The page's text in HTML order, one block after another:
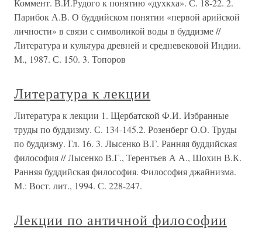
Коммент. В.И.Рудого к понятию «духкха». С. 18-22. 2.
Парибок А.В. О буддийском понятии «первой арийской
личности» в связи с символикой воды в буддизме //
Литература и культура древней и средневековой Индии.
М., 1987. С. 150. 3. Топоров
Литература к лекции
Литература к лекции 1. Щербатской Ф.И. Избранные
труды по буддизму. С. 134-145.2. Розенберг О.О. Труды
по буддизму. Гл. 16. 3. Лысенко В.Г. Ранняя буддийская
философия // Лысенко В.Г., Терентьев А А., Шохин В.К.
Ранняя буддийская философия. Философия джайнизма.
М.: Вост. лит., 1994. С. 228-247.
Лекции по античной философии